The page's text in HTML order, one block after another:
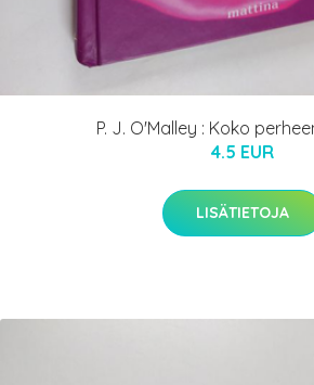
P. J. O'Malley : Koko
4.5 EUR
LISÄTIETOJA